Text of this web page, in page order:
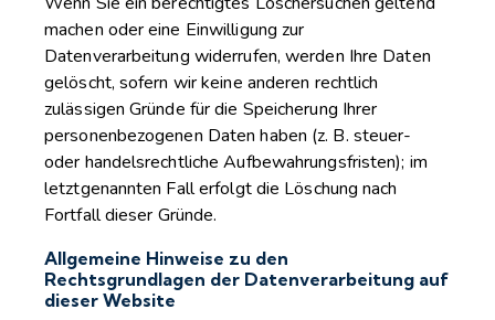
machen oder eine Einwilligung zur
Datenverarbeitung widerrufen, werden Ihre Daten
gelöscht, sofern wir keine anderen rechtlich
zulässigen Gründe für die Speicherung Ihrer
personenbezogenen Daten haben (z. B. steuer-
oder handelsrechtliche Aufbewahrungsfristen); im
letztgenannten Fall erfolgt die Löschung nach
Fortfall dieser Gründe.
Allgemeine Hinweise zu den
Rechtsgrundlagen der Datenverarbeitung auf
dieser Website